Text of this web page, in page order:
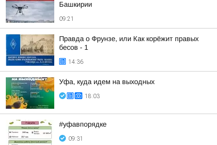
Башкирии
09:21
Правда о Фрунзе, или Как корёжит правых
бесов - 1
14:36
Уфа, куда идем на выходных
18:03
#уфавпорядке
09:31